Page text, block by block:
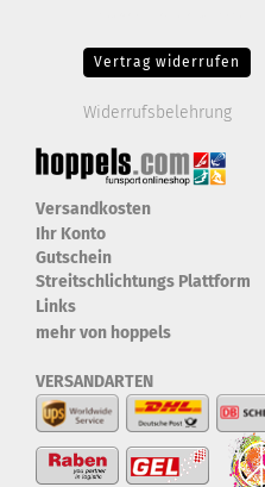
Vertrag widerrufen
Widerrufsbelehrung
Versandkosten
Ihr Konto
Gutschein
Streitschlichtungs Plattform
Links
mehr von hoppels
VERSANDARTEN